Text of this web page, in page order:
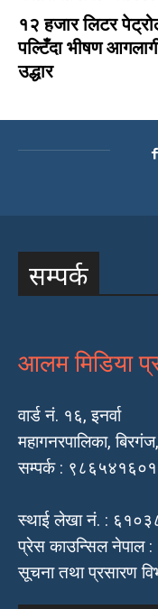
१२ हजार लिटर
पल्टिँदा भीषण
उद्धार
सम्पर्क
आलम मिडिया
वार्ड नं. १६, इनर्वा
महागनरपालिका, बिरगंज,
सम्पर्क :
स्थाई लेखा नं. :
प्रेस काउन्सिल
सूचना तथा प्रसारण